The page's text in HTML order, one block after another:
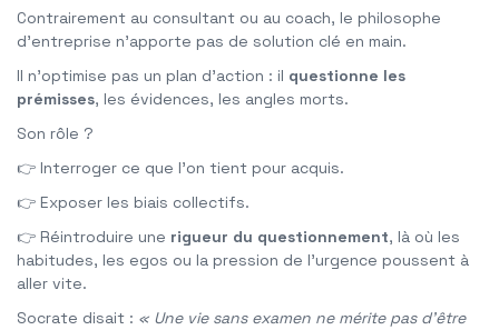
Contrairement au consultant ou au coach, le philosophe
d’entreprise n’apporte pas de solution clé en main.
Il n’optimise pas un plan d’action : il questionne les
prémisses, les évidences, les angles morts.
Son rôle ?
👉 Interroger ce que l’on tient pour acquis.
👉 Exposer les biais collectifs.
👉 Réintroduire une rigueur du questionnement, là où les
habitudes, les egos ou la pression de l’urgence poussent à
aller vite.
Socrate disait : « Une vie sans examen ne mérite pas d’être